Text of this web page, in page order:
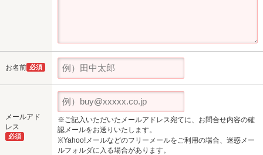
お名前 必須
メールアド
レス
必須
※ご記入いただいたメールアドレス宛てに、お問合せ内容の確
認メールをお送りいたします。
※Yahoo!メールなどのフリーメールをご利用の場合、迷惑メー
ルフォルダに入る場合があります。